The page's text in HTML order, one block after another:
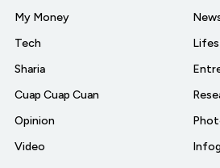
My Money
Tech
Sharia
Cuap Cuap Cuan
Opinion
Video